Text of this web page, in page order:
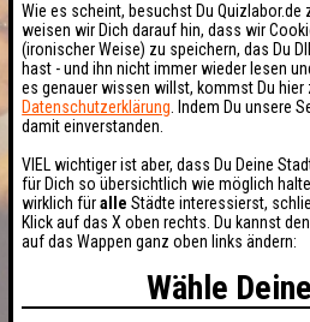
Wie es scheint, besuchst Du Quizlabor.de
weisen wir Dich darauf hin, dass wir
(ironischer Weise) zu speichern, das Du
hast - und ihn nicht immer wieder lesen
es genauer wissen willst, kommst Du hier
Datenschutzerklärung . Indem Du unsere
damit einverstanden.
VIEL wichtiger ist aber, dass Du Deine
für Dich so übersichtlich wie möglich
wirklich füralle Städte interessierst,
Klick auf das X oben rechts. Du kannst
auf das Wappen ganz oben links ändern:
Wähle